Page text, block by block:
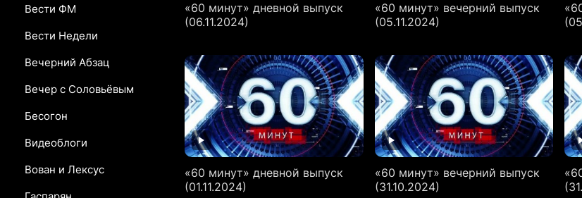
Вести ФМ
Вести Недели
Вечерний Абзац
Вечер с Соловьёвым
Бесогон
Видеоблоги
Вован и Лексус
«60 минут» дневной выпуск
(06.11.2024)
«60 минут» вечерний выпуск
(05.11.2024)
«60 минут» дневной выпуск
(01.11.2024)
«60 минут» вечерний выпуск
(31.10.2024)